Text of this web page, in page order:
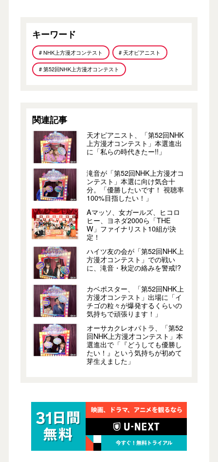
キーワード
# NHK上方漫才コンテスト # 天才ピアニスト
# 第52回NHK上方漫才コンテスト
関連記事
天才ピアニスト、「第52回NHK
上方漫才コンテスト」本選進出
に「私らの時代きたー!!」
滝音が「第52回NHK上方漫才コ
ンテスト」本選に向け気合十
分。「優勝したいです！ 視聴率
100%目指したい！」
Aマッソ、女ガールズ、ヒコロ
ヒー、ヨネダ2000ら「THE
W」ファイナリスト10組が決
定！
ハイツ友の会が「第52回NHK上
方漫才コンテスト」での戦い
に、滝音・秋定の絡みを警戒!?
カベポスター、「第52回NHK上
方漫才コンテスト」出場に「イ
チゴの粒々が爆発するくらいの
気持ちで頑張ります！」
オーサカクレオパトラ、「第52
回NHK上方漫才コンテスト」本
選進出で「『どうしても優勝し
たい！』という気持ちが初めて
芽生えました」